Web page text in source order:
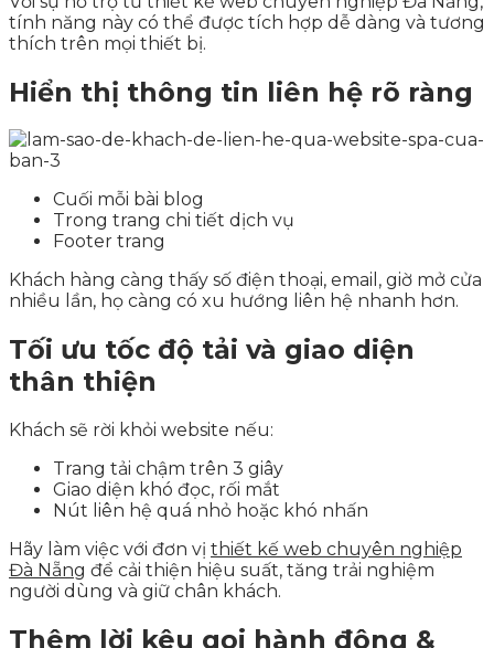
tính năng này có thể được tích hợp dễ dàng và tương
thích trên mọi thiết bị.
Hiển thị thông tin liên hệ rõ ràng
Cuối mỗi bài blog
Trong trang chi tiết dịch vụ
Footer trang
Khách hàng càng thấy số điện thoại, email, giờ mở cửa
nhiều lần, họ càng có xu hướng liên hệ nhanh hơn.
Tối ưu tốc độ tải và giao diện
thân thiện
Khách sẽ rời khỏi website nếu:
Trang tải chậm trên 3 giây
Giao diện khó đọc, rối mắt
Nút liên hệ quá nhỏ hoặc khó nhấn
Hãy làm việc với đơn vị thiết kế web chuyên nghiệp
Đà Nẵng để cải thiện hiệu suất, tăng trải nghiệm
người dùng và giữ chân khách.
Thêm lời kêu gọi hành động &